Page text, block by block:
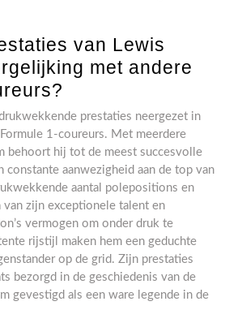
van Lewis
met andere
prestaties neergezet in
1-coureurs. Met meerdere
behoort hij tot de meest succesvolle
constante aanwezigheid aan de top van
aantal polepositions en
zijn exceptionele talent en
vermogen om onder druk te
rijstijl maken hem een geduchte
op de grid. Zijn prestaties
bezorgd in de geschiedenis van de
gevestigd als een ware legende in de